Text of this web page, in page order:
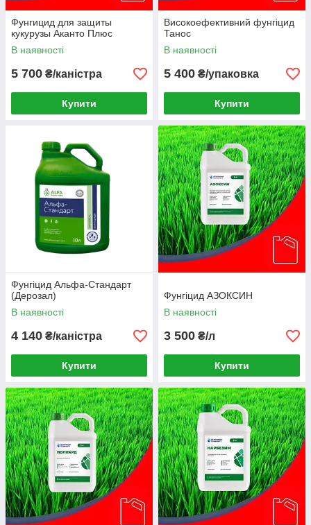
Фунгицид для защиты
кукурузы Аканто Плюс
В наявності
5 700 ₴/каністра
Купити
Високоефективний фунгіцид
Танос
В наявності
5 400 ₴/упаковка
Купити
Фунгіцид Альфа-Стандарт
(Дерозал)
В наявності
4 140 ₴/каністра
Купити
Фунгіцид АЗОКСИН
В наявності
3 500 ₴/л
Купити